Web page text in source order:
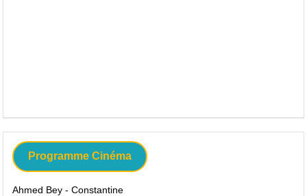
Programme Cinéma
Ahmed Bey - Constantine